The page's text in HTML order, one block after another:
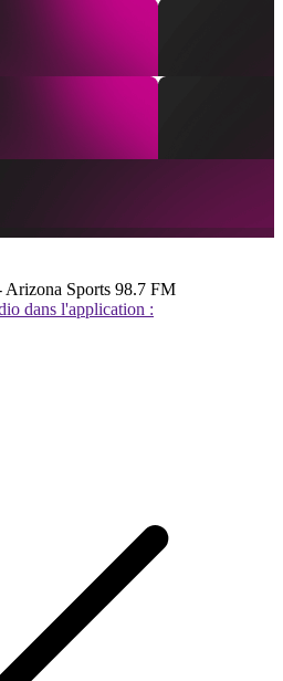
Sports 98.7 FM
dans l'application :